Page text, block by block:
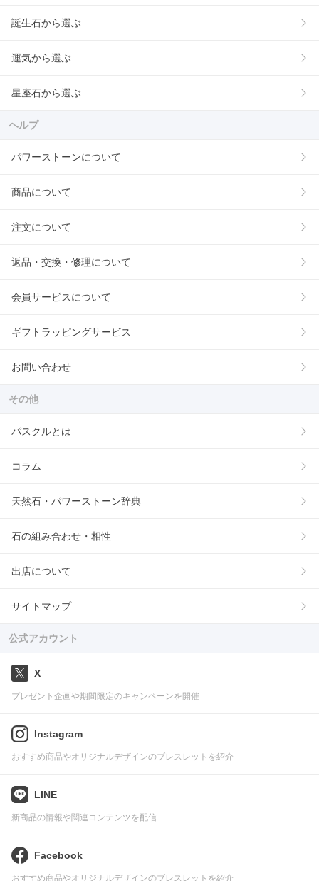
誕生石から選ぶ
運気から選ぶ
星座石から選ぶ
ヘルプ
パワーストーンについて
商品について
注文について
返品・交換・修理について
会員サービスについて
ギフトラッピングサービス
お問い合わせ
その他
パスクルとは
コラム
天然石・パワーストーン辞典
石の組み合わせ・相性
出店について
サイトマップ
公式アカウント
X
プレゼント企画や期間限定のキャンペーンを開催
Instagram
おすすめ商品やオリジナルデザインのブレスレットを紹介
LINE
新商品の情報や関連コンテンツを配信
Facebook
おすすめ商品やオリジナルデザインのブレスレットを紹介